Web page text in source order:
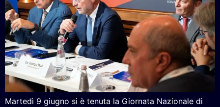
Martedì 9 giugno si è tenuta la Giornata Nazionale di